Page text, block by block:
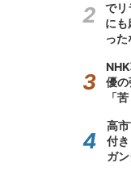
で
にも
った
優
「
高
付
ガ